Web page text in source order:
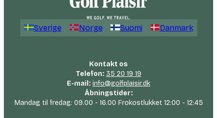
Sverige Norge Suomi Danmark
Kontakt os
Telefon: 35 20 19 19
E-mail: info@golfplaisir.dk
Åbningstider:
Mandag til fredag: 09.00 - 16.00 Frokostlukket 12:00 - 12:45